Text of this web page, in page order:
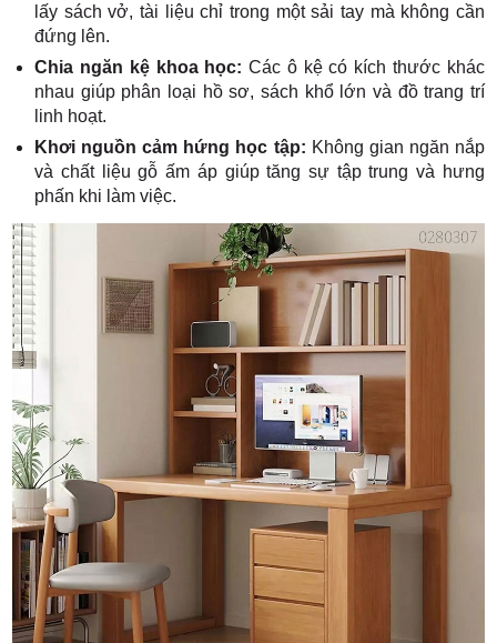
lấy sách vở, tài liệu chỉ trong một sải tay mà không cần
đứng lên.
Chia ngăn kệ khoa học: Các ô kệ có kích thước khác
nhau giúp phân loại hồ sơ, sách khổ lớn và đồ trang trí
linh hoạt.
Khơi nguồn cảm hứng học tập: Không gian ngăn nắp
và chất liệu gỗ ấm áp giúp tăng sự tập trung và hưng
phấn khi làm việc.